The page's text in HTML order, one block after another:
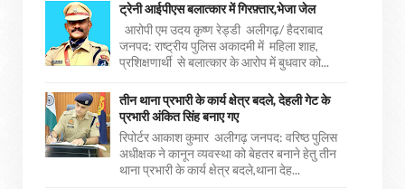
ट्रेनी आईपीएस बलात्कार में गिरफ़्तार,भेजा जेल
आरोपी एम उदय कृष्ण रेड्डी अलीगढ़/ हैदराबाद
जनपद: राष्ट्रीय पुलिस अकादमी में महिला शाह,
प्रशिक्षणार्थी से बलात्कार के आरोप में बुधवार को...
तीन थाना प्रभारी के कार्य क्षेत्र बदले, देहली गेट के
प्रभारी अंकित सिंह बनाए गए
रिपोर्टर आकाश कुमार अलीगढ़ जनपद: वरिष्ठ पुलिस
अधीक्षक ने कानून व्यवस्था को बेहतर बनाने हेतु तीन
थाना प्रभारी के कार्य क्षेत्र बदले,थाना देह...